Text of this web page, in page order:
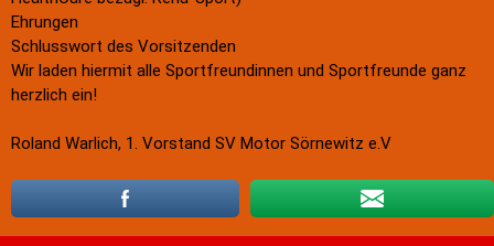
Basketball
Aktuelles
Mannschaften
Ehrungen
Schlusswort des Vorsitzenden
Wir laden hiermit alle Sportfreundinnen und Sportfreunde ganz
herzlich ein!
Roland Warlich, 1. Vorstand SV Motor Sörnewitz e.V